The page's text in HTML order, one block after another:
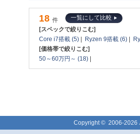
18 件
一覧にして比較
[スペックで絞りこむ]
Core i7搭載 (5)
Ryzen 9搭載 (6)
[価格帯で絞りこむ]
50～60万円～ (18)
Copyright © 2006-2026